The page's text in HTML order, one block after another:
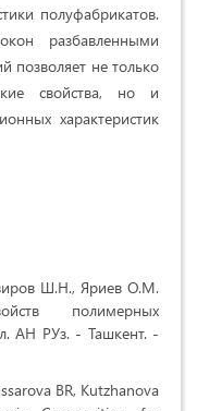
полуфабрикатов.
разбавленными
позволяет не только
свойства, но и
характеристик
Ш.Н., Яриев О.М.
полимерных
АН РУз. - Ташкент. -
BR, Kutzhanova